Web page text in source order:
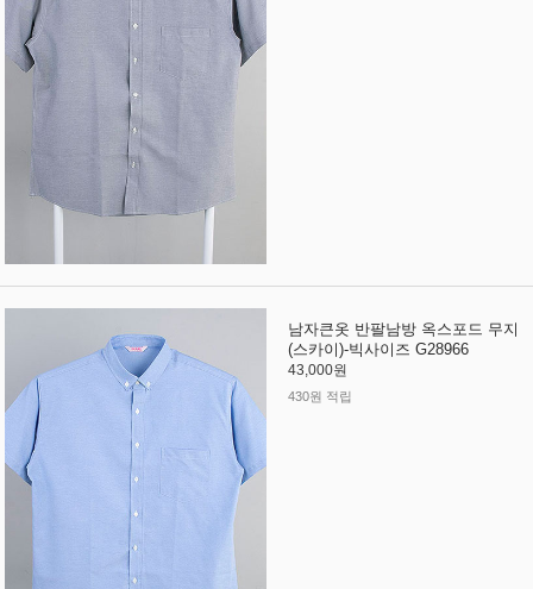
남자큰옷 반팔남방 옥스포드 무지
(스카이)-빅사이즈 G28966
43,000원
430원 적립